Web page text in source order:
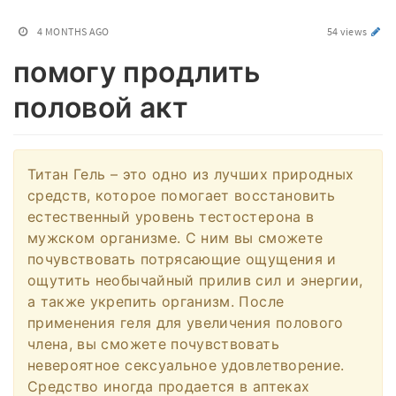
4 MONTHS AGO 54 views
помогу продлить
половой акт
Титан Гель – это одно из лучших природных
средств, которое помогает восстановить
естественный уровень тестостерона в
мужском организме. С ним вы сможете
почувствовать потрясающие ощущения и
ощутить необычайный прилив сил и энергии,
а также укрепить организм. После
применения геля для увеличения полового
члена, вы сможете почувствовать
невероятное сексуальное удовлетворение.
Средство иногда продается в аптеках